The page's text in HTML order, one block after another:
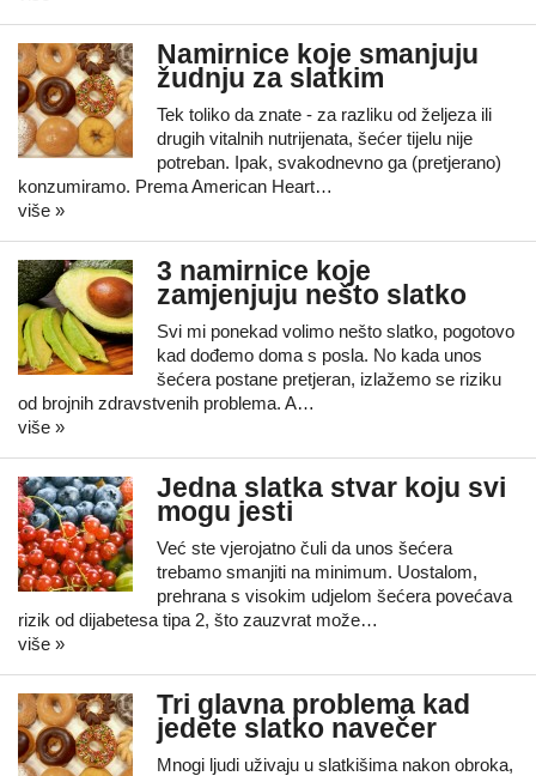
Namirnice koje smanjuju
žudnju za slatkim
Tek toliko da znate - za razliku od željeza ili
drugih vitalnih nutrijenata, šećer tijelu nije
potreban. Ipak, svakodnevno ga (pretjerano)
konzumiramo. Prema American Heart…
više »
3 namirnice koje
zamjenjuju nešto slatko
Svi mi ponekad volimo nešto slatko, pogotovo
kad dođemo doma s posla. No kada unos
šećera postane pretjeran, izlažemo se riziku
od brojnih zdravstvenih problema. A…
više »
Jedna slatka stvar koju svi
mogu jesti
Već ste vjerojatno čuli da unos šećera
trebamo smanjiti na minimum. Uostalom,
prehrana s visokim udjelom šećera povećava
rizik od dijabetesa tipa 2, što zauzvrat može…
više »
Tri glavna problema kad
jedete slatko navečer
Mnogi ljudi uživaju u slatkišima nakon obroka,